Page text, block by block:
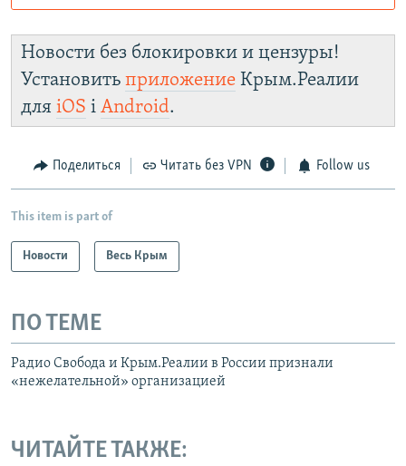
Крым.Реалии
зеркального сайта:
https://smarturl.click/zYdJA
установить VPN
Новости без блокировки и цензуры!
Установить приложение Крым.Реалии
для iOS і Android.
Поделиться Читать без VPN Follow us
This item is part of
Новости Весь Крым
ПО ТЕМЕ
Радио Свобода и Крым.Реалии в России признали
«нежелательной» организацией
ЧИТАЙТЕ ТАКЖЕ: